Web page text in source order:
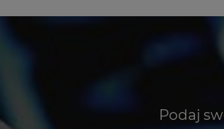
Podaj